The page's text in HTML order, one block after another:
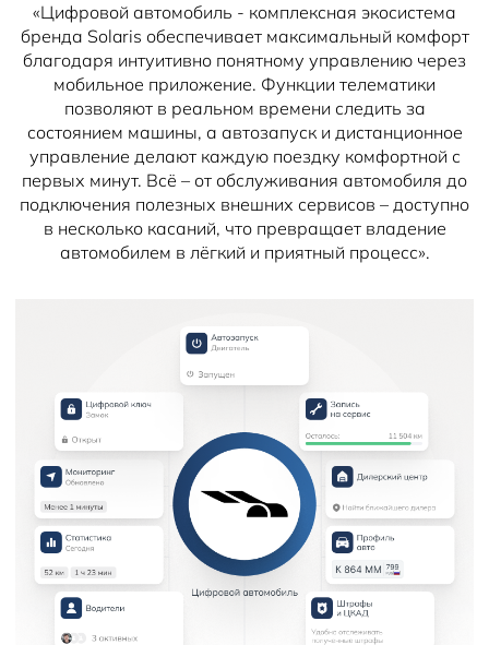
«Цифровой автомобиль - комплексная экосистема
бренда Solaris обеспечивает максимальный комфорт
благодаря интуитивно понятному управлению через
мобильное приложение. Функции телематики
позволяют в реальном времени следить за
состоянием машины, а автозапуск и дистанционное
управление делают каждую поездку комфортной с
первых минут. Всё – от обслуживания автомобиля до
подключения полезных внешних сервисов – доступно
в несколько касаний, что превращает владение
автомобилем в лёгкий и приятный процесс».